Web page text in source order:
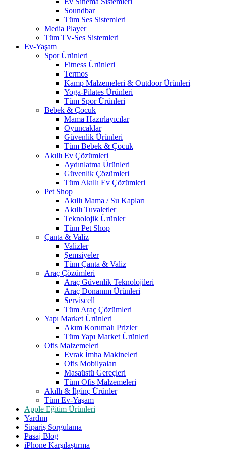
Soundbar
Tüm Ses Sistemleri
Media Player
Tüm TV-Ses Sistemleri
Ev-Yaşam
Spor Ürünleri
Fitness Ürünleri
Termos
Kamp Malzemeleri & Outdoor Ürünleri
Yoga-Pilates Ürünleri
Tüm Spor Ürünleri
Bebek & Çocuk
Mama Hazırlayıcılar
Oyuncaklar
Güvenlik Ürünleri
Tüm Bebek & Çocuk
Akıllı Ev Çözümleri
Aydınlatma Ürünleri
Güvenlik Çözümleri
Tüm Akıllı Ev Çözümleri
Pet Shop
Akıllı Mama / Su Kapları
Akıllı Tuvaletler
Teknolojik Ürünler
Tüm Pet Shop
Çanta & Valiz
Valizler
Şemsiyeler
Tüm Çanta & Valiz
Araç Çözümleri
Araç Güvenlik Teknolojileri
Araç Donanım Ürünleri
Serviscell
Tüm Araç Çözümleri
Yapı Market Ürünleri
Akım Korumalı Prizler
Tüm Yapı Market Ürünleri
Ofis Malzemeleri
Evrak İmha Makineleri
Ofis Mobilyaları
Masaüstü Gereçleri
Tüm Ofis Malzemeleri
Akıllı & İlginç Ürünler
Tüm Ev-Yaşam
Apple Eğitim Ürünleri
Yardım
Sipariş Sorgulama
Pasaj Blog
iPhone Karşılaştırma